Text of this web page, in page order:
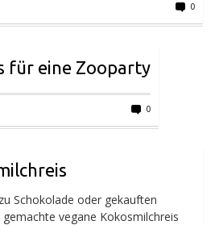
0
für eine Zooparty
0
Schokolade oder gekauften
vegane Kokosmilchreis